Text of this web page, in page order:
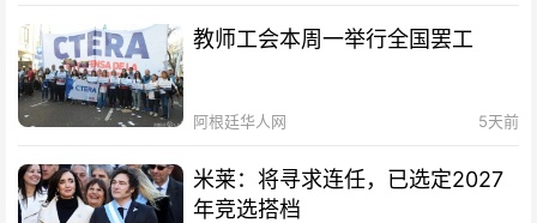
教师工会本周一举行全国罢工
阿根廷华人网 5天前
米莱：将寻求连任，已选定2027
年竞选搭档